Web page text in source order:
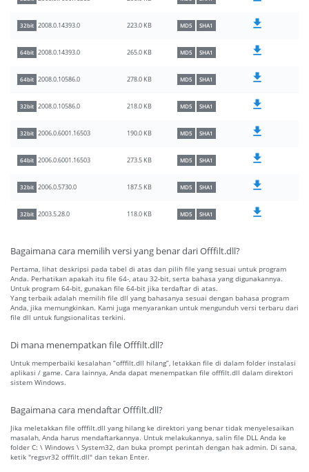
32bit 2008.0.14393.0 223.0 KB MD5 SHA1
64bit 2008.0.14393.0 265.0 KB MD5 SHA1
64bit 2008.0.10586.0 278.0 KB MD5 SHA1
32bit 2008.0.10586.0 218.0 KB MD5 SHA1
32bit 2006.0.6001.16503 190.0 KB MD5 SHA1
64bit 2006.0.6001.16503 273.5 KB MD5 SHA1
32bit 2006.0.5730.0 187.5 KB MD5 SHA1
32bit 2003.5.28.0 118.0 KB MD5 SHA1
Bagaimana cara memilih versi yang benar dari Offfilt.dll?
Pertama, lihat deskripsi pada tabel di atas dan pilih file yang sesuai untuk program
Anda. Perhatikan apakah itu file 64-, atau 32-bit, serta bahasa yang digunakannya.
Untuk program 64-bit, gunakan file 64-bit jika terdaftar di atas.
Yang terbaik adalah memilih file dll yang bahasanya sesuai dengan bahasa program
Anda, jika memungkinkan. Kami juga menyarankan untuk mengunduh versi terbaru dari
file dll untuk fungsionalitas terkini.
Di mana menempatkan file Offfilt.dll?
Untuk memperbaiki kesalahan “offfilt.dll hilang”, letakkan file di dalam folder instalasi
aplikasi / game. Cara lainnya, Anda dapat menempatkan file offfilt.dll dalam direktori
sistem Windows.
Bagaimana cara mendaftar Offfilt.dll?
Jika meletakkan file offfilt.dll yang hilang ke direktori yang benar tidak menyelesaikan
masalah, Anda harus mendaftarkannya. Untuk melakukannya, salin file DLL Anda ke
folder C: \ Windows \ System32, dan buka prompt perintah dengan hak admin. Di sana,
ketik "regsvr32 offfilt.dll" dan tekan Enter.